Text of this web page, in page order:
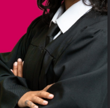
comandada em
Castro, que
pré-
Legislativa.
um episódio
ilustrar o
dois. Segundo